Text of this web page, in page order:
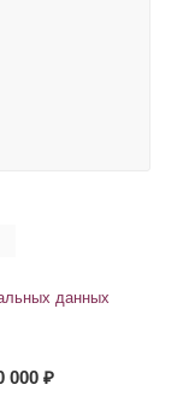
данных
000 ₽